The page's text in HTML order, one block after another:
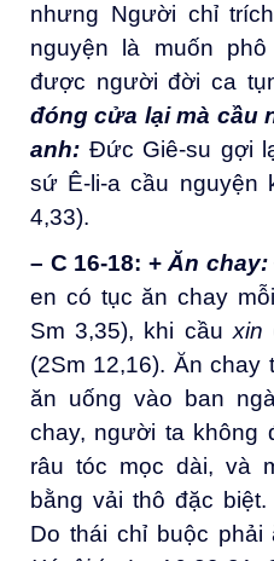
nhưng Người chỉ
nguyện là muốn
được người đời ca
đóng cửa lại mà cầu
anh: Đức Giê-su gợi
sứ Ê-li-a cầu nguyện
4,33).
– C 16-18: +Ăn chay:
en có tục ăn chay
Sm 3,35), khi cầu xin
(2Sm 12,16). Ăn chay
ăn uống vào ban
chay, người ta không
râu tóc mọc dài, và
bằng vải thô đặc
Do thái chỉ buộc